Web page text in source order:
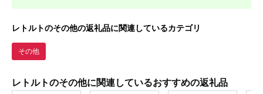
レトルトのその他の返礼品に関連しているカテゴリ
その他
レトルトのその他に関連しているおすすめの返礼品